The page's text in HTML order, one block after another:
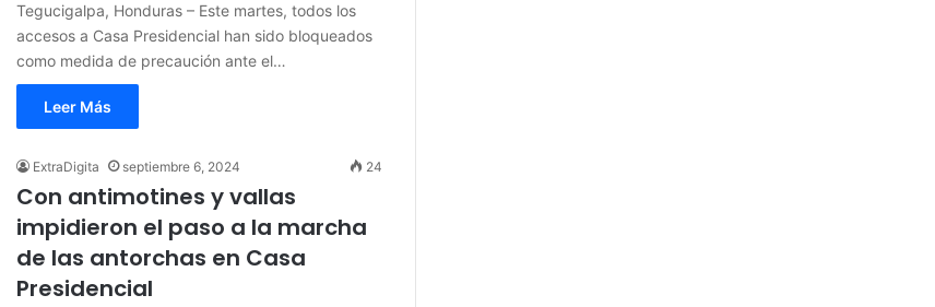
Tegucigalpa, Honduras – Este martes, todos los
accesos a Casa Presidencial han sido bloqueados
como medida de precaución ante el…
Leer Más
ExtraDigita septiembre 6, 2024 24
Con antimotines y vallas
impidieron el paso a la marcha
de las antorchas en Casa
Presidencial